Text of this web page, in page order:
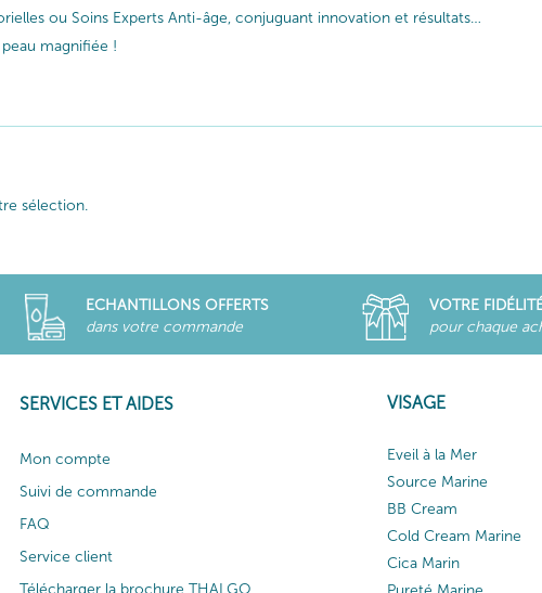
ou Soins Experts Anti-âge, conjuguant innovation et résultats…
magnifiée !
sélection.
ECHANTILLONS OFFERTS
dans votre commande
VOTRE
pour chaque
SERVICES ET AIDES
Mon compte
Suivi de commande
FAQ
Service client
Télécharger la brochure THALGO
VISAGE
Eveil à la Mer
Source Marine
BB Cream
Cold Cream Marine
Cica Marin